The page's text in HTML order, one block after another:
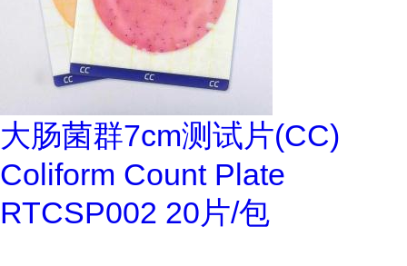
大肠菌群7cm测试片(CC)
Coliform Count Plate
RTCSP002 20片/包